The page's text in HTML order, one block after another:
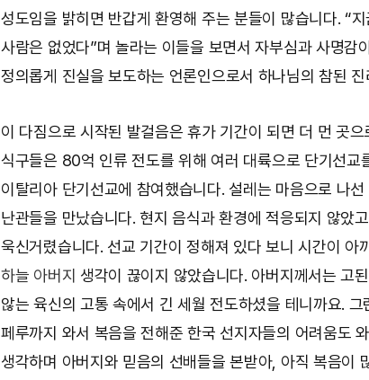
성도임을 밝히면 반갑게 환영해 주는 분들이 많습니다. “
사람은 없었다”며 놀라는 이들을 보면서 자부심과 사명감
정의롭게 진실을 보도하는 언론인으로서 하나님의 참된
이 다짐으로 시작된 발걸음은 휴가 기간이 되면 더 먼 곳
식구들은 80억 인류 전도를 위해 여러 대륙으로 단기선교
이탈리아 단기선교에 참여했습니다. 설레는 마음으로 나
난관들을 만났습니다. 현지 음식과 환경에 적응되지 않았
욱신거렸습니다. 선교 기간이 정해져 있다 보니 시간이 아
하늘 아버지 생각이 끊이지 않았습니다. 아버지께서는 고
않는 육신의 고통 속에서 긴 세월 전도하셨을 테니까요.
페루까지 와서 복음을 전해준 한국 선지자들의 어려움도
생각하며 아버지와 믿음의 선배들을 본받아, 아직 복음이